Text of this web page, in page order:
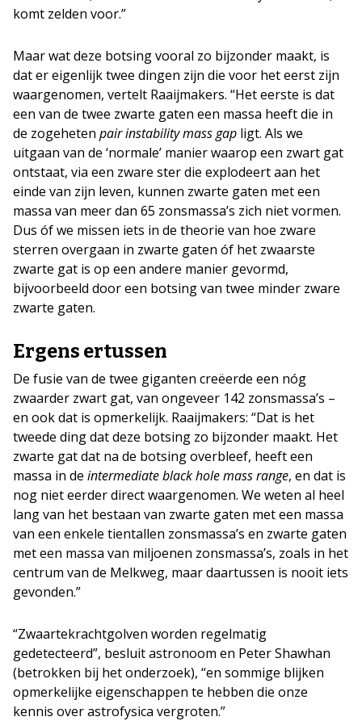
komt zelden voor.”
Maar wat deze botsing vooral zo bijzonder maakt, is
dat er eigenlijk twee dingen zijn die voor het eerst zijn
waargenomen, vertelt Raaijmakers. “Het eerste is dat
een van de twee zwarte gaten een massa heeft die in
de zogeheten pair instability mass gap ligt. Als we
uitgaan van de ‘normale’ manier waarop een zwart gat
ontstaat, via een zware ster die explodeert aan het
einde van zijn leven, kunnen zwarte gaten met een
massa van meer dan 65 zonsmassa’s zich niet vormen.
Dus óf we missen iets in de theorie van hoe zware
sterren overgaan in zwarte gaten óf het zwaarste
zwarte gat is op een andere manier gevormd,
bijvoorbeeld door een botsing van twee minder zware
zwarte gaten.
Ergens ertussen
De fusie van de twee giganten creëerde een nóg
zwaarder zwart gat, van ongeveer 142 zonsmassa’s –
en ook dat is opmerkelijk. Raaijmakers: “Dat is het
tweede ding dat deze botsing zo bijzonder maakt. Het
zwarte gat dat na de botsing overbleef, heeft een
massa in de intermediate black hole mass range, en dat is
nog niet eerder direct waargenomen. We weten al heel
lang van het bestaan van zwarte gaten met een massa
van een enkele tientallen zonsmassa’s en zwarte gaten
met een massa van miljoenen zonsmassa’s, zoals in het
centrum van de Melkweg, maar daartussen is nooit iets
gevonden.”
“Zwaartekrachtgolven worden regelmatig
gedetecteerd”, besluit astronoom en Peter Shawhan
(betrokken bij het onderzoek), “en sommige blijken
opmerkelijke eigenschappen te hebben die onze
kennis over astrofysica vergroten.”